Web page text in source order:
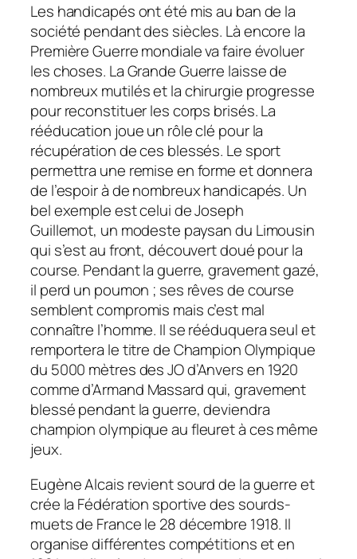
Les handicapés ont été mis au ban de la
société pendant des siècles. Là encore la
Première Guerre mondiale va faire évoluer
les choses. La Grande Guerre laisse de
nombreux mutilés et la chirurgie progresse
pour reconstituer les corps brisés. La
rééducation joue un rôle clé pour la
récupération de ces blessés. Le sport
permettra une remise en forme et donnera
de l’espoir à de nombreux handicapés. Un
bel exemple est celui de Joseph
Guillemot, un modeste paysan du Limousin
qui s’est au front, découvert doué pour la
course. Pendant la guerre, gravement gazé,
il perd un poumon ; ses rêves de course
semblent compromis mais c’est mal
connaître l’homme. Il se rééduquera seul et
remportera le titre de Champion Olympique
du 5000 mètres des JO d’Anvers en 1920
comme d’Armand Massard qui, gravement
blessé pendant la guerre, deviendra
champion olympique au fleuret à ces même
jeux.
Eugène Alcais revient sourd de la guerre et
crée la Fédération sportive des sourds-
muets de France le 28 décembre 1918. Il
organise différentes compétitions et en